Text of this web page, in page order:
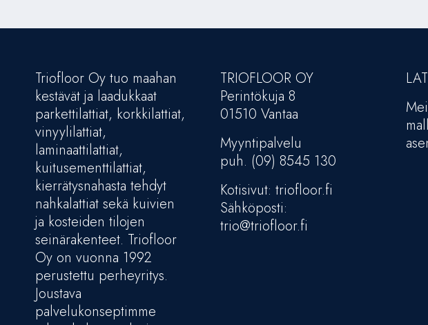
Triofloor Oy tuo maahan
kestävät ja laadukkaat
parkettilattiat, korkkilattiat,
vinyylilattiat,
laminaattilattiat,
kuitusementtilattiat,
kierrätysnahasta tehdyt
nahkalattiat sekä kuivien
ja kosteiden tilojen
seinärakenteet. Triofloor
Oy on vuonna 1992
perustettu perheyritys.
Joustava
palvelukonseptimme
TRIOFLOOR OY
Perintökuja 8
01510 Vantaa
Myyntipalvelu
puh. (09) 8545 130
Kotisivut: triofloor.fi
Sähköposti:
trio@triofloor.fi